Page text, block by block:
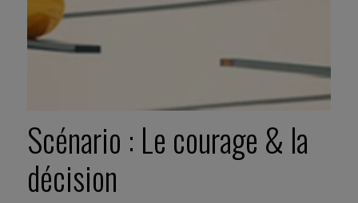
Scénario : Le courage & la
décision